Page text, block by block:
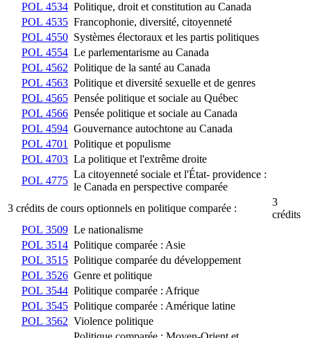
POL 4534 Politique, droit et constitution au Canada
POL 4535 Francophonie, diversité, citoyenneté
POL 4550 Systèmes électoraux et les partis politiques
POL 4554 Le parlementarisme au Canada
POL 4562 Politique de la santé au Canada
POL 4563 Politique et diversité sexuelle et de genres
POL 4565 Pensée politique et sociale au Québec
POL 4566 Pensée politique et sociale au Canada
POL 4594 Gouvernance autochtone au Canada
POL 4701 Politique et populisme
POL 4703 La politique et l'extrême droite
POL 4775
La citoyenneté sociale et l'État- providence :
le Canada en perspective comparée
3 crédits de cours optionnels en politique comparée :
3
crédits
POL 3509 Le nationalisme
POL 3514 Politique comparée : Asie
POL 3515 Politique comparée du développement
POL 3526 Genre et politique
POL 3544 Politique comparée : Afrique
POL 3545 Politique comparée : Amérique latine
POL 3562 Violence politique